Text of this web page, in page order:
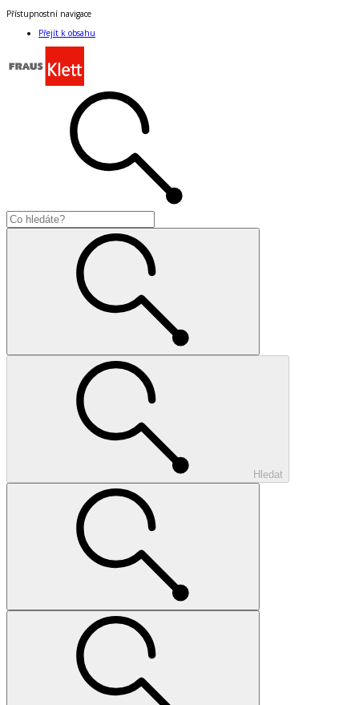
Přístupnostní navigace
Přejít k obsahu
Hledat